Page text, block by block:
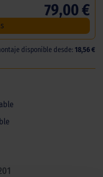
79,00 €
disponible desde: 18,56 €